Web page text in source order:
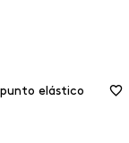
elástico